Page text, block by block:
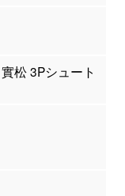
松 3Pシュート